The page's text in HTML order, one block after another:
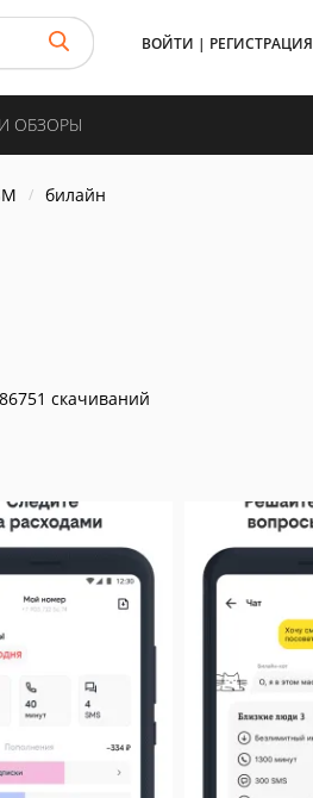
ВОЙТИ | РЕГИСТРАЦИЯ
ОБЗОРЫ
билайн
86751 скачиваний